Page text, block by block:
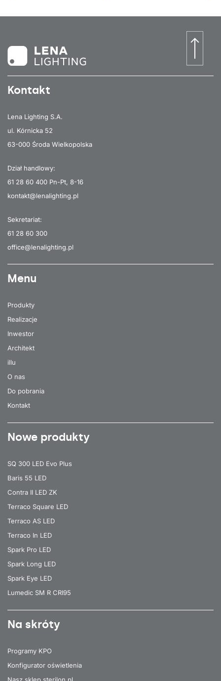
Kontakt
Lena Lighting S.A.
ul. Kórnicka 52
63-000 Środa Wielkopolska
Dział handlowy:
61 28 60 400 Pn-Pt, 8-16
kontakt@lenalighting.pl
Sekretariat:
61 28 60 300
office@lenalighting.pl
Menu
Produkty
Realizacje
Inwestor
Architekt
illu
O nas
Do pobrania
Kontakt
Nowe produkty
SQ 300 LED Evo Plus
Baris 55 LED
Contra II LED ZK
Terraco Square LED
Terraco AS LED
Terraco In LED
Spark Pro LED
Spark Long LED
Spark Eye LED
Lumedic SM R CRI95
Na skróty
Programy KPO
Konfigurator oświetlenia